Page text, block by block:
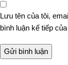
Lưu tên của tôi,
bình luận kế tiếp của